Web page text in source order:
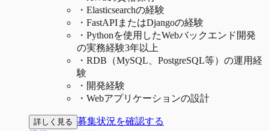
・ Elasticsearchの経験
・ FastAPIまたはDjangoの経験
・ Pythonを使用したWebバックエンド開発
の実務経験3年以上
・ RDB（MySQL、PostgreSQL等）の運用経
験
・ 開発経験
・ Webアプリケーションの設計
詳しく見る 募集状況を確認する